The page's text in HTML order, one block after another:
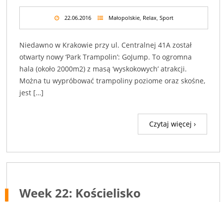
22.06.2016 Małopolskie, Relax, Sport
Niedawno w Krakowie przy ul. Centralnej 41A został
otwarty nowy ‘Park Trampolin’: GoJump. To ogromna
hala (około 2000m2) z masą ‘wyskokowych’ atrakcji.
Można tu wypróbować trampoliny poziome oraz skośne,
jest […]
Czytaj więcej ›
Week 22: Kościelisko